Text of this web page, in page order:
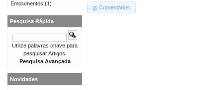
Comentários
Emolumentos (1)
Pesquisa Rápida
Utilize palavras chave para
pesquisar Artigos.
Pesquisa Avançada
Novidades